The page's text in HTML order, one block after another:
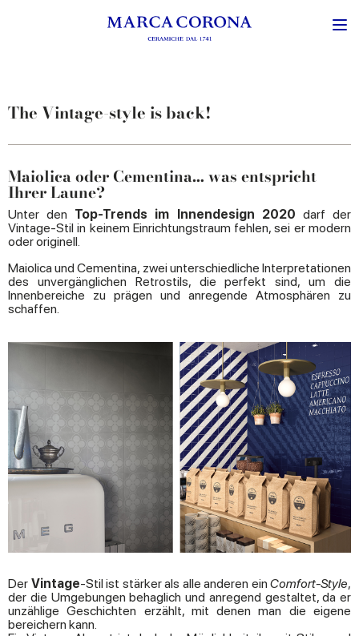
The Vintage-style is back!
Maiolica oder Cementina… was entspricht
Ihrer Laune?
Unter den Top-Trends im Innendesign 2020 darf der
Vintage-Stil in keinem Einrichtungstraum fehlen, sei er modern
oder originell.
Maiolica und Cementina, zwei unterschiedliche Interpretationen
des unvergänglichen Retrostils, die perfekt sind, um die
Innenbereiche zu prägen und anregende Atmosphären zu
schaffen.
Der Vintage-Stil ist stärker als alle anderen ein Comfort-Style,
der die Umgebungen behaglich und anregend gestaltet, da er
unzählige Geschichten erzählt, mit denen man die eigene
bereichern kann.